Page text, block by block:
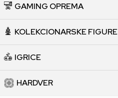
GAMING OPREMA
KOLEKCIONARSKE FIGURE
IGRICE
HARDVER